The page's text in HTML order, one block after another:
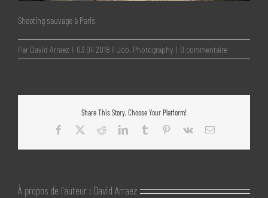
Shooting sauvage à Paris
Par David Arraez | 03 04 2018 | Job, Photography | 0 commentaire
Share This Story, Choose Your Platform!
Facebook
RedditLinkedInTumblr Pinterest
Vk Email
À propos de l'auteur : David Arraez